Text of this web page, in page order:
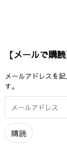
【メールで購読
メールアドレスを
す。
ル
ア
ド
購読